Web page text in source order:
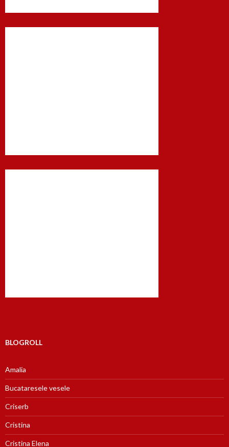
BLOGROLL
Amalia
Bucataresele vesele
Criserb
Cristina
Cristina Elena